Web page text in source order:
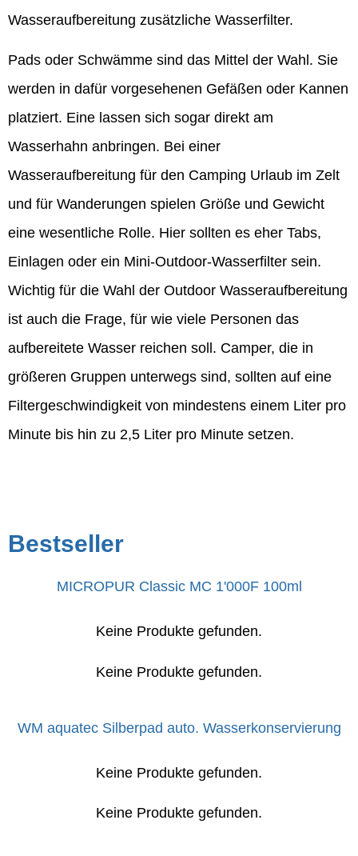
Wasseraufbereitung zusätzliche Wasserfilter.
Pads oder Schwämme sind das Mittel der Wahl. Sie
werden in dafür vorgesehenen Gefäßen oder Kannen
platziert. Eine lassen sich sogar direkt am
Wasserhahn anbringen. Bei einer
Wasseraufbereitung für den Camping Urlaub im Zelt
und für Wanderungen spielen Größe und Gewicht
eine wesentliche Rolle. Hier sollten es eher Tabs,
Einlagen oder ein Mini-Outdoor-Wasserfilter sein.
Wichtig für die Wahl der Outdoor Wasseraufbereitung
ist auch die Frage, für wie viele Personen das
aufbereitete Wasser reichen soll. Camper, die in
größeren Gruppen unterwegs sind, sollten auf eine
Filtergeschwindigkeit von mindestens einem Liter pro
Minute bis hin zu 2,5 Liter pro Minute setzen.
Bestseller
MICROPUR Classic MC 1'000F 100ml
Keine Produkte gefunden.
Keine Produkte gefunden.
WM aquatec Silberpad auto. Wasserkonservierung
Keine Produkte gefunden.
Keine Produkte gefunden.